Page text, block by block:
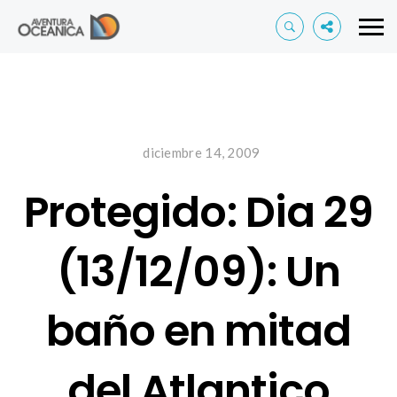
diciembre 14, 2009
Protegido: Dia 29
(13/12/09): Un
baño en mitad